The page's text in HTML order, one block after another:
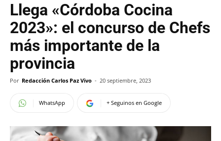
Llega «Córdoba Cocina
2023»: el concurso de Chefs
más importante de la
provincia
Por Redacción Carlos Paz Vivo - 20 septiembre, 2023
WhatsApp + Seguinos en Google